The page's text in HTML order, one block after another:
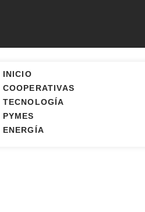
INICIO
COOPERATIVAS
TECNOLOGÍA
PYMES
ENERGÍA